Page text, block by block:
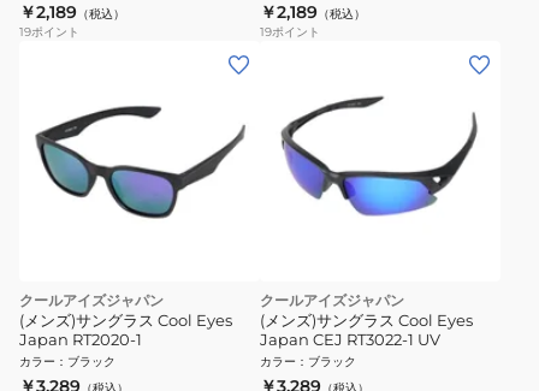
￥2,189 （税込）
19ポイント
￥2,189 （税込）
19ポイント
クールアイズジャパン
(メンズ)サングラス Cool Eyes
Japan RT2020-1
カラー ： ブラック
￥3,289
クールアイズジャパン
(メンズ)サングラス Cool Eyes
Japan CEJ RT3022-1 UV
カラー ： ブラック
￥3,289